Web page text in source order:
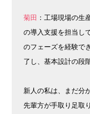
菊田 ：工場現場の生
の導入支援を担当し
のフェーズを経験で
了し、基本設計の段
新人の私は、まだ分
先輩方が手取り足取